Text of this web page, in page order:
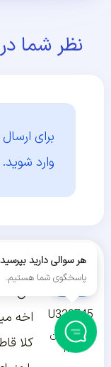
نظر شما
برای
وارد شوید.
U322745
۲۴ فروردین
۱۴۰۲
سلام
من
اخه
کلا
هر سوالی دارید
پاسخگوی شما هستیم.